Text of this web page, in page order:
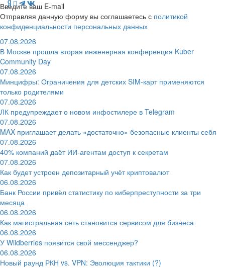
Введите ваш E-mail
Отправляя данную форму вы соглашаетесь с политикой
конфиденциальности персональных данных
07.08.2026
В Москве прошла вторая инженерная конференция Kuber
Community Day
07.08.2026
Минцифры: Ограничения для детских SIM-карт применяются
только родителями
07.08.2026
ЛК предупреждает о новом инфостилере в Telegram
07.08.2026
MAX приглашает делать «достаточно» безопасные клиенты себя
07.08.2026
40% компаний даёт ИИ‑агентам доступ к секретам
07.08.2026
Как будет устроен депозитарный учёт криптовалют
06.08.2026
Банк России привёл статистику по киберпреступности за три
месяца
06.08.2026
Как магистральная сеть становится сервисом для бизнеса
06.08.2026
У Wildberries появится свой мессенджер?
06.08.2026
Новый раунд РКН vs. VPN: Эволюция тактики (?)